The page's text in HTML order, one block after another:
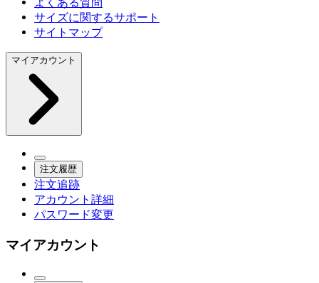
サイズに関するサポート
サイトマップ
マイアカウント
注文履歴
注文追跡
アカウント詳細
パスワード変更
マイアカウント